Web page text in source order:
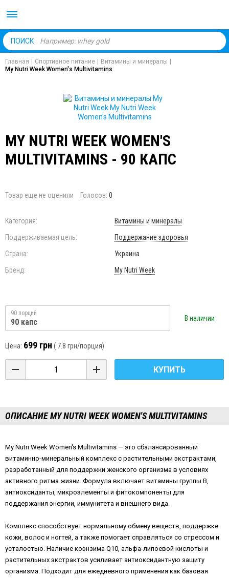
ПОИСК
Главная Спортивное питание Витамины и минералы
My Nutri Week Women's Multivitamins
MY NUTRI WEEK WOMEN'S
MULTIVITAMINS - 90 КАПС
Товар еще не оценили Голосов: 0
Категория:
Витамины и минералы
Поддерживаемая цель:
Поддержание здоровья
Страна:
Украина
Бренд:
My Nutri Week
90 порций
90 капс В наличии
Цена: 699 грн ( 7.8 грн/порция)
КУПИТЬ
ОПИСАНИЕ MY NUTRI WEEK WOMEN'S MULTIVITAMINS
My Nutri Week Women's Multivitamins — это сбалансированный
витаминно-минеральный комплекс с растительными экстрактами,
разработанный для поддержки женского организма в условиях
активного ритма жизни. Формула включает витамины группы B,
антиоксиданты, микроэлементы и фитокомпоненты для
поддержания энергии, иммунитета и внешнего вида.
Комплекс способствует нормальному обмену веществ, поддержке
кожи, волос и ногтей, а также помогает справляться со стрессом и
усталостью. Наличие коэнзима Q10, альфа-липоевой кислоты и
растительных экстрактов усиливает антиоксидантную защиту
организма. Подходит для ежедневного применения как базовая